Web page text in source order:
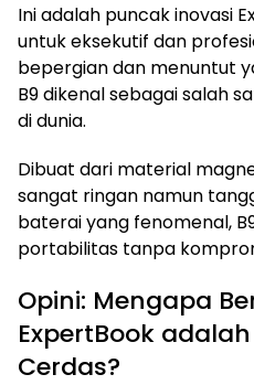
Ini adalah puncak inovasi
untuk eksekutif dan
bepergian dan menuntut
B9 dikenal sebagai salah
di dunia.
Dibuat dari material
sangat ringan namun
baterai yang fenomenal,
portabilitas tanpa
Opini: Mengapa
ExpertBook
Cerdas?